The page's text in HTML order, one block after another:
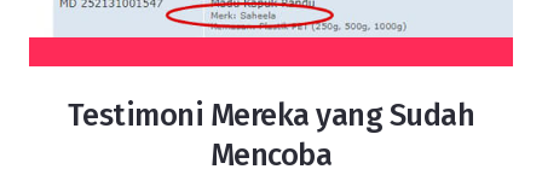
Testimoni Mereka yang Sudah
Mencoba